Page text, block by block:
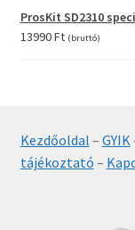
was:
6990 Ft.
is:
5490 Ft.
ProsKit SD2310
13990Ft (bruttó)
Kezdőoldal – GYIK
tájékoztató –